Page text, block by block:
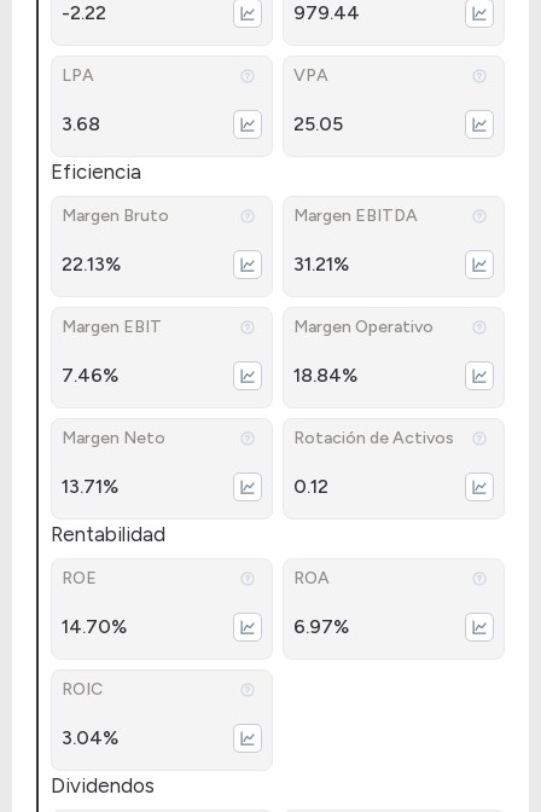
-2.22 979.44
LPA
3.68
VPA
25.05
Eficiencia
Margen Bruto
22.13%
Margen EBITDA
31.21%
Margen EBIT
7.46%
Margen Operativo
18.84%
Margen Neto
13.71%
Rotación de Activos
0.12
Rentabilidad
ROE
14.70%
ROA
6.97%
ROIC
3.04%
Dividendos